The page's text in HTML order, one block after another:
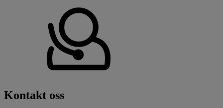
Kontakt oss